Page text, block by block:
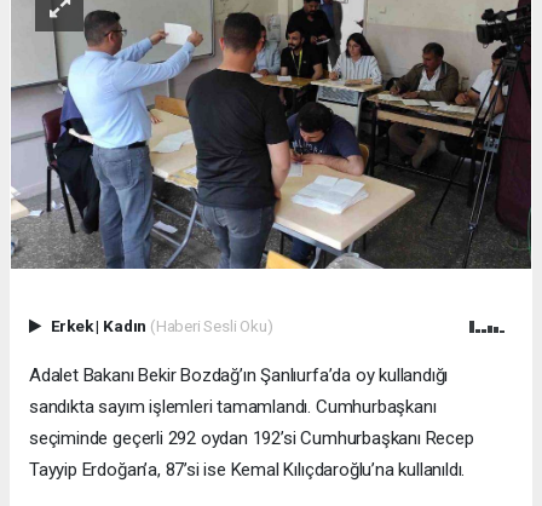
Erkek| Kadın (Haberi Sesli Oku)
Adalet Bakanı Bekir Bozdağ’ın Şanlıurfa’da oy kullandığı
sandıkta sayım işlemleri tamamlandı. Cumhurbaşkanı
seçiminde geçerli 292 oydan 192’si Cumhurbaşkanı Recep
Tayyip Erdoğan’a, 87’si ise Kemal Kılıçdaroğlu’na kullanıldı.